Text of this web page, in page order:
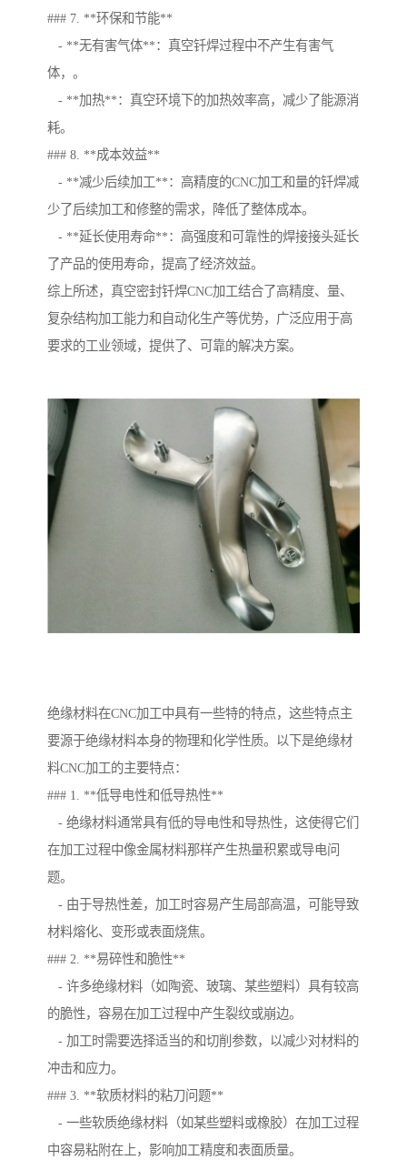
### 7. **环保和节能**
- **无有害气体**：真空钎焊过程中不产生有害气
体，。
- **加热**：真空环境下的加热效率高，减少了能源消
耗。
### 8. **成本效益**
- **减少后续加工**：高精度的CNC加工和量的钎焊减
少了后续加工和修整的需求，降低了整体成本。
- **延长使用寿命**：高强度和可靠性的焊接接头延长
了产品的使用寿命，提高了经济效益。
综上所述，真空密封钎焊CNC加工结合了高精度、量、
复杂结构加工能力和自动化生产等优势，广泛应用于高
要求的工业领域，提供了、可靠的解决方案。
绝缘材料在CNC加工中具有一些特的特点，这些特点主
要源于绝缘材料本身的物理和化学性质。以下是绝缘材
料CNC加工的主要特点：
### 1. **低导电性和低导热性**
- 绝缘材料通常具有低的导电性和导热性，这使得它们
在加工过程中像金属材料那样产生热量积累或导电问
题。
- 由于导热性差，加工时容易产生局部高温，可能导致
材料熔化、变形或表面烧焦。
### 2. **易碎性和脆性**
- 许多绝缘材料（如陶瓷、玻璃、某些塑料）具有较高
的脆性，容易在加工过程中产生裂纹或崩边。
- 加工时需要选择适当的和切削参数，以减少对材料的
冲击和应力。
### 3. **软质材料的粘刀问题**
- 一些软质绝缘材料（如某些塑料或橡胶）在加工过程
中容易粘附在上，影响加工精度和表面质量。